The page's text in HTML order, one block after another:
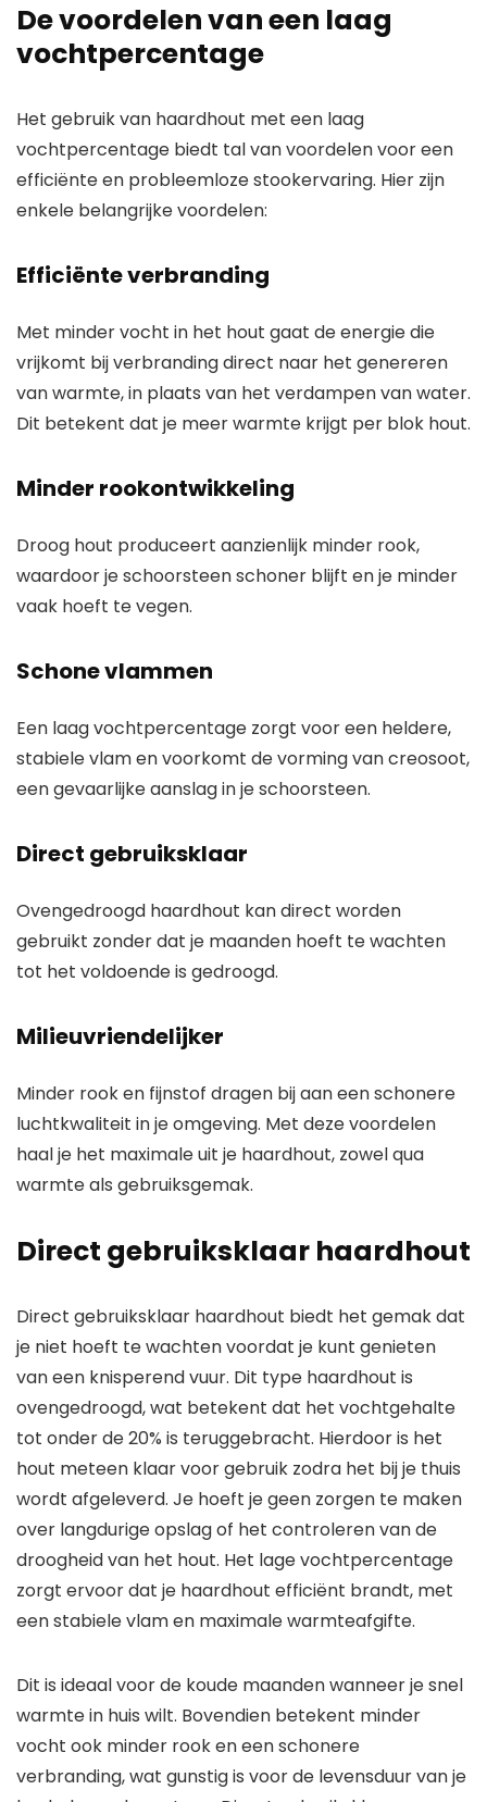
De voordelen van een laag
vochtpercentage
Het gebruik van haardhout met een laag
vochtpercentage biedt tal van voordelen voor een
efficiënte en probleemloze stookervaring. Hier zijn
enkele belangrijke voordelen:
Efficiënte verbranding
Met minder vocht in het hout gaat de energie die
vrijkomt bij verbranding direct naar het genereren
van warmte, in plaats van het verdampen van water.
Dit betekent dat je meer warmte krijgt per blok hout.
Minder rookontwikkeling
Droog hout produceert aanzienlijk minder rook,
waardoor je schoorsteen schoner blijft en je minder
vaak hoeft te vegen.
Schone vlammen
Een laag vochtpercentage zorgt voor een heldere,
stabiele vlam en voorkomt de vorming van creosoot,
een gevaarlijke aanslag in je schoorsteen.
Direct gebruiksklaar
Ovengedroogd haardhout kan direct worden
gebruikt zonder dat je maanden hoeft te wachten
tot het voldoende is gedroogd.
Milieuvriendelijker
Minder rook en fijnstof dragen bij aan een schonere
luchtkwaliteit in je omgeving. Met deze voordelen
haal je het maximale uit je haardhout, zowel qua
warmte als gebruiksgemak.
Direct gebruiksklaar haardhout
Direct gebruiksklaar haardhout biedt het gemak dat
je niet hoeft te wachten voordat je kunt genieten
van een knisperend vuur. Dit type haardhout is
ovengedroogd, wat betekent dat het vochtgehalte
tot onder de 20% is teruggebracht. Hierdoor is het
hout meteen klaar voor gebruik zodra het bij je thuis
wordt afgeleverd. Je hoeft je geen zorgen te maken
over langdurige opslag of het controleren van de
droogheid van het hout. Het lage vochtpercentage
zorgt ervoor dat je haardhout efficiënt brandt, met
een stabiele vlam en maximale warmteafgifte.
Dit is ideaal voor de koude maanden wanneer je snel
warmte in huis wilt. Bovendien betekent minder
vocht ook minder rook en een schonere
verbranding, wat gunstig is voor de levensduur van je